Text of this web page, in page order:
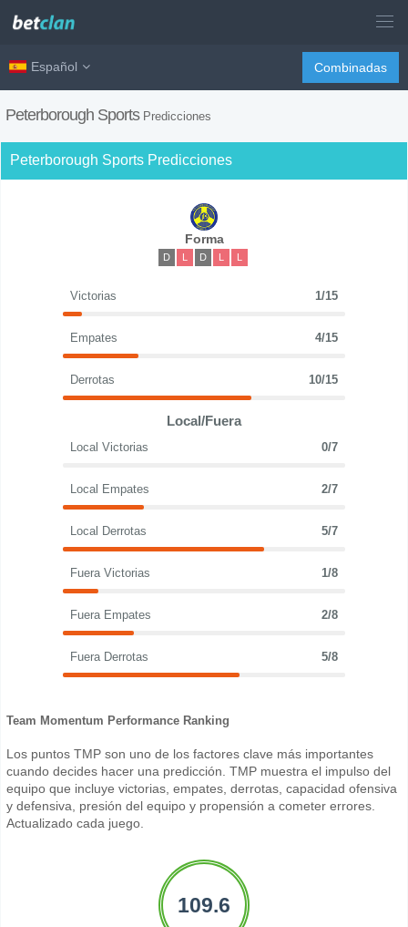
Español Combinadas
Peterborough Sports Predicciones
Peterborough Sports Predicciones
Forma
D L D L L
Victorias 1/15
Empates 4/15
Derrotas 10/15
Local/Fuera
Local Victorias 0/7
Local Empates 2/7
Local Derrotas 5/7
Fuera Victorias 1/8
Fuera Empates 2/8
Fuera Derrotas 5/8
Team Momentum Performance Ranking
Los puntos TMP son uno de los factores clave más importantes
cuando decides hacer una predicción. TMP muestra el impulso del
equipo que incluye victorias, empates, derrotas, capacidad ofensiva
y defensiva, presión del equipo y propensión a cometer errores.
Actualizado cada juego.
109.6